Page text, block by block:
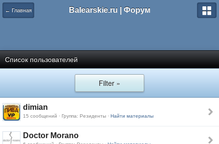
← Главная Balearskie.ru | Форум
Список пользователей
Filter »
dimian
15 сообщений · Группа: Резиденты · Найти материалы
Doctor Morano